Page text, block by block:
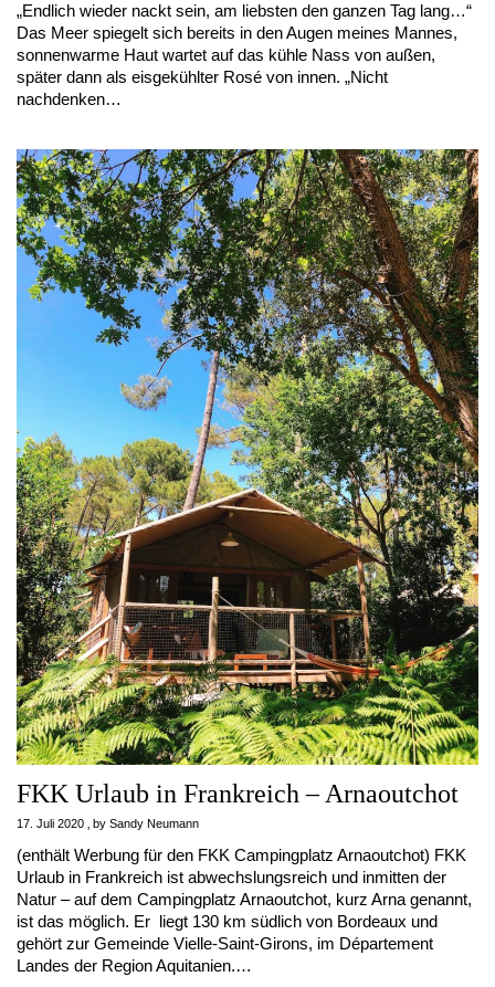
„Endlich wieder nackt sein, am liebsten den ganzen Tag lang…“
Das Meer spiegelt sich bereits in den Augen meines Mannes,
sonnenwarme Haut wartet auf das kühle Nass von außen,
später dann als eisgekühlter Rosé von innen. „Nicht
nachdenken…
FKK Urlaub in Frankreich – Arnaoutchot
17. Juli 2020 by Sandy Neumann
(enthält Werbung für den FKK Campingplatz Arnaoutchot) FKK
Urlaub in Frankreich ist abwechslungsreich und inmitten der
Natur – auf dem Campingplatz Arnaoutchot, kurz Arna genannt,
ist das möglich. Er liegt 130 km südlich von Bordeaux und
gehört zur Gemeinde Vielle-Saint-Girons, im Département
Landes der Region Aquitanien.…